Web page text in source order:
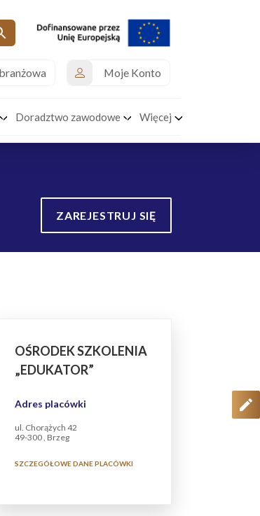
Moje Konto
Doradztwo zawodowe Więcej
ZAREJESTRUJ SIĘ
OŚRODEK SZKOLENIA
„EDUKATOR”
Adres placówki
ul. Chorążych 42
49-300 , Brzeg
SZCZEGÓŁOWE DANE PLACÓWKI